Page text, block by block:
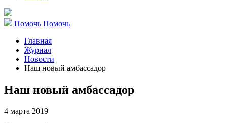
Помочь Помочь
Главная
Журнал
Новости
Наш новый амбассадор
Наш новый амбассадор
4 марта 2019